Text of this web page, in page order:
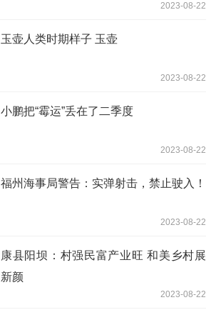
2023-08-22
玉壶人类时期样子 玉壶
2023-08-22
小鹏把“霉运”丢在了二季度
2023-08-22
福州海事局警告：实弹射击，禁止驶入！
2023-08-22
康县阳坝：村强民富产业旺 和美乡村展
新颜
2023-08-22